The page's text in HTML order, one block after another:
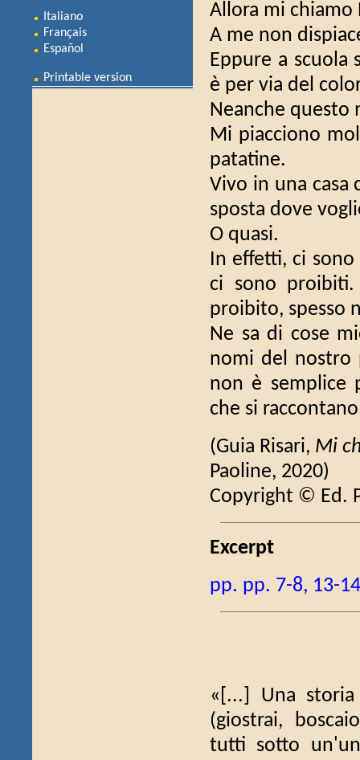
Italiano
Français
Español
Printable version
Allora mi chiamo
A me non
Eppure a scuola
è per via del
Neanche questo
Mi piacciono
patatine.
Vivo in una casa
sposta dove
O quasi.
In effetti, ci sono
ci sono
proibito, spesso
Ne sa di cose
nomi del nostro
non è semplice
che si
(Guia Risari, Mi
Paoline, 2020)
Copyright © Ed.
Excerpt
pp. pp. 7-8, 13-
«[...] Una
(giostrai,
tutti sotto